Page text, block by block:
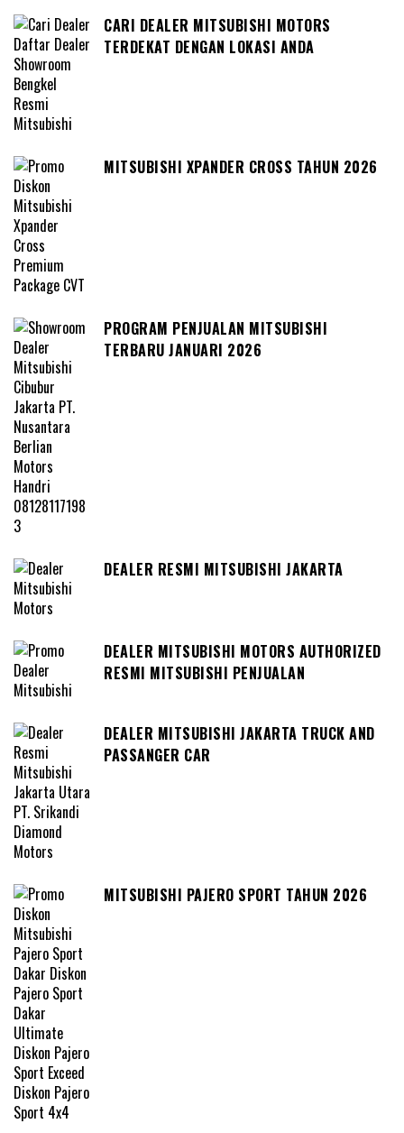
CARI DEALER MITSUBISHI MOTORS
TERDEKAT DENGAN LOKASI ANDA
MITSUBISHI XPANDER CROSS TAHUN 2026
PROGRAM PENJUALAN MITSUBISHI
TERBARU JANUARI 2026
DEALER RESMI MITSUBISHI JAKARTA
DEALER MITSUBISHI MOTORS AUTHORIZED
RESMI MITSUBISHI PENJUALAN
DEALER MITSUBISHI JAKARTA TRUCK AND
PASSANGER CAR
MITSUBISHI PAJERO SPORT TAHUN 2026